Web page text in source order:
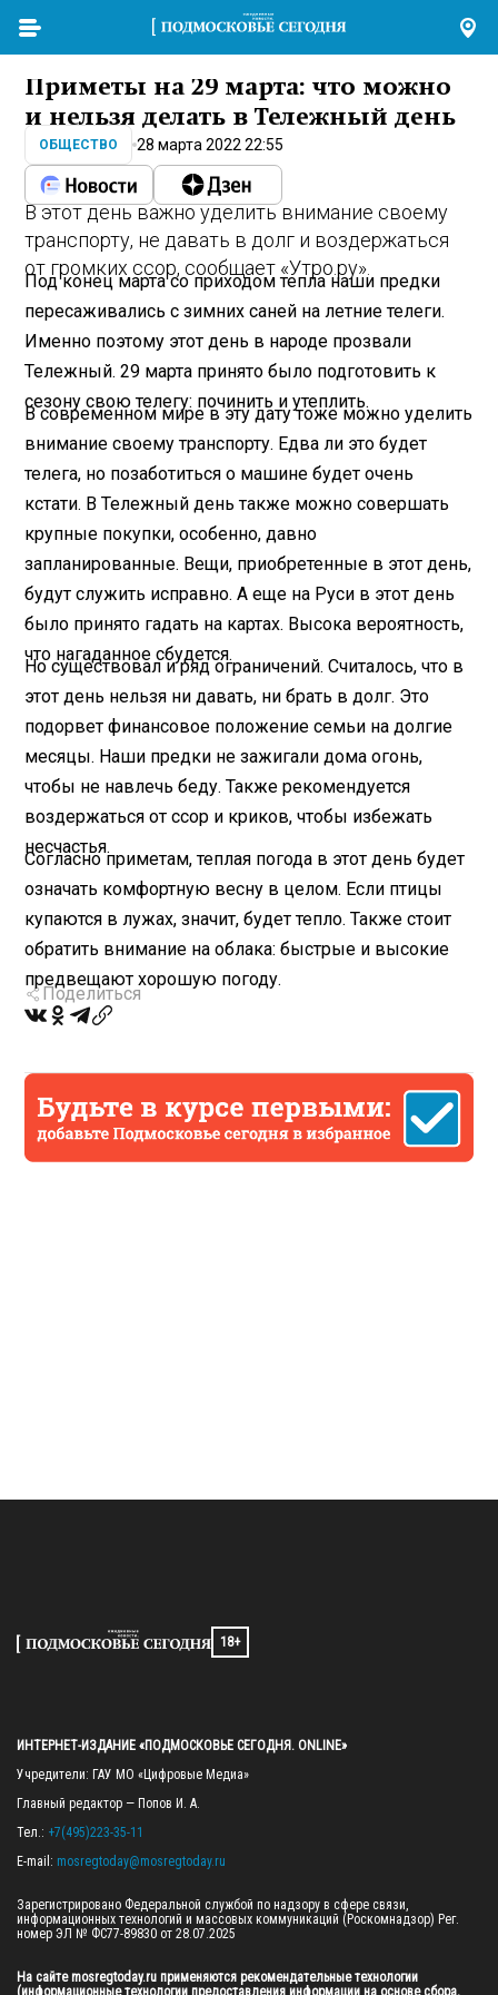
Приметы на 29 марта: что можно
и нельзя делать в Тележный день
ОБЩЕСТВО 28 марта 2022 22:55
В этот день важно уделить внимание своему
транспорту, не давать в долг и воздержаться
от громких ссор, сообщает «Утро.ру».
Под конец марта со приходом тепла наши предки
пересаживались с зимних саней на летние телеги.
Именно поэтому этот день в народе прозвали
Тележный. 29 марта принято было подготовить к
сезону свою телегу: починить и утеплить.
В современном мире в эту дату тоже можно уделить
внимание своему транспорту. Едва ли это будет
телега, но позаботиться о машине будет очень
кстати. В Тележный день также можно совершать
крупные покупки, особенно, давно
запланированные. Вещи, приобретенные в этот день,
будут служить исправно. А еще на Руси в этот день
было принято гадать на картах. Высока вероятность,
что нагаданное сбудется.
Но существовал и ряд ограничений. Считалось, что в
этот день нельзя ни давать, ни брать в долг. Это
подорвет финансовое положение семьи на долгие
месяцы. Наши предки не зажигали дома огонь,
чтобы не навлечь беду. Также рекомендуется
воздержаться от ссор и криков, чтобы избежать
несчастья.
Согласно приметам, теплая погода в этот день будет
означать комфортную весну в целом. Если птицы
купаются в лужах, значит, будет тепло. Также стоит
обратить внимание на облака: быстрые и высокие
предвещают хорошую погоду.
Поделиться
18+
ИНТЕРНЕТ-ИЗДАНИЕ «ПОДМОСКОВЬЕ СЕГОДНЯ. ONLINE»
Учредители: ГАУ МО «Цифровые Медиа»
Главный редактор — Попов И. А.
Тел.: +7(495)223-35-11
E-mail: mosregtoday@mosregtoday.ru
Зарегистрировано Федеральной службой по надзору в сфере связи,
информационных технологий и массовых коммуникаций (Роскомнадзор) Рег.
номер ЭЛ № ФС77-89830 от 28.07.2025
На сайте mosregtoday.ru применяются рекомендательные технологии
(информационные технологии предоставления информации на основе сбора,